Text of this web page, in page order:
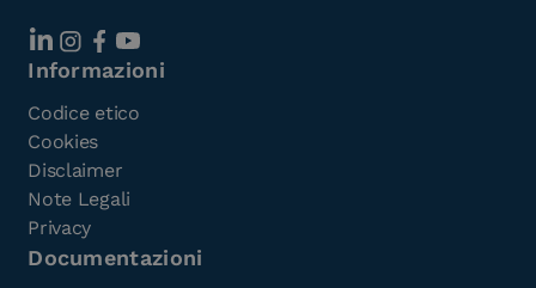
Informazioni
Codice etico
Cookies
Disclaimer
Note Legali
Privacy
Documentazioni